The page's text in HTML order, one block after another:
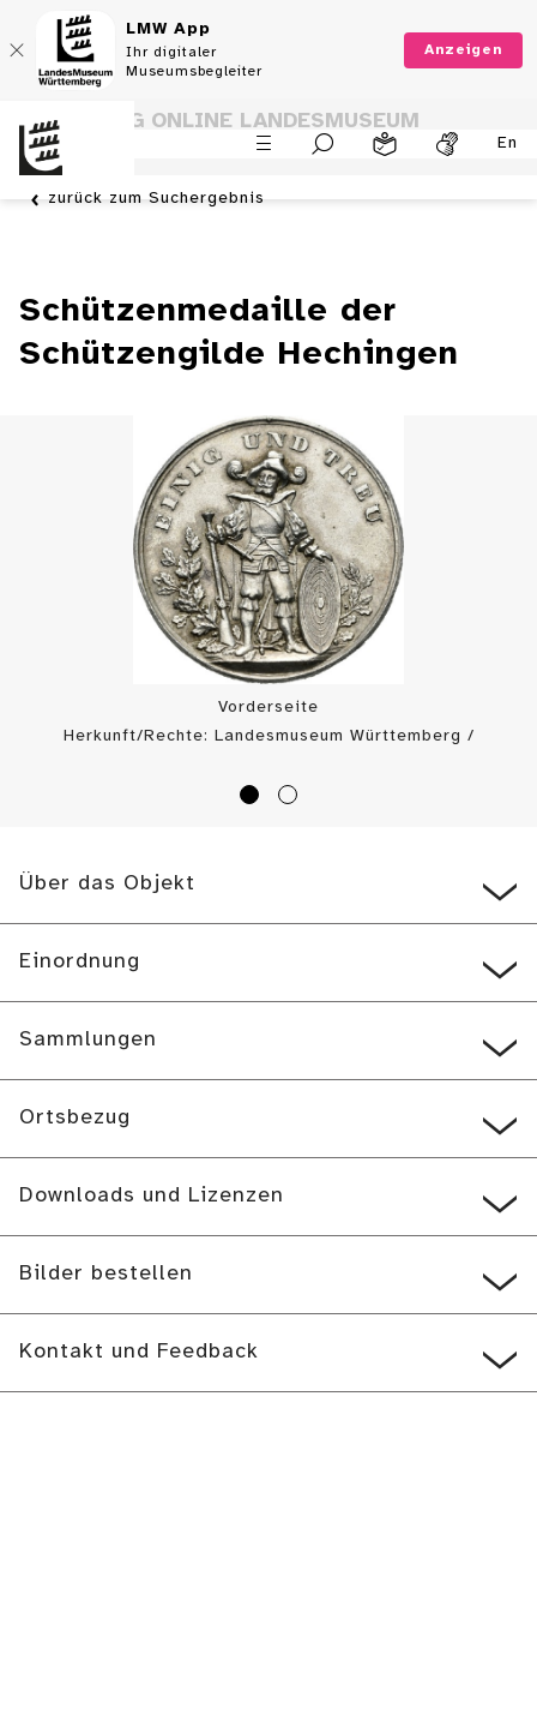
LMW App
Ihr digitaler
Museumsbegleiter
Anzeigen
En
SAMMLUNG ONLINE LANDESMUSEUM
WÜRTTEMBERG
zurück zum Suchergebnis
Schützenmedaille der
Schützengilde Hechingen
Vorderseite
Herkunft/Rechte: Landesmuseum Württemberg /
Über das Objekt
Einordnung
Sammlungen
Ortsbezug
Downloads und Lizenzen
Bilder bestellen
Kontakt und Feedback